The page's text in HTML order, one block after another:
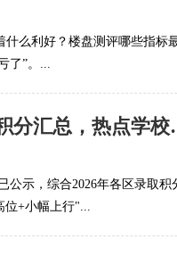
么利好？楼盘测评哪些指标
了”。...
罗湖福田
公示，综合2026年各区录取积
+小幅上行"...